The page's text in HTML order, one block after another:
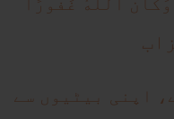
اپنی بیٹیوں سے